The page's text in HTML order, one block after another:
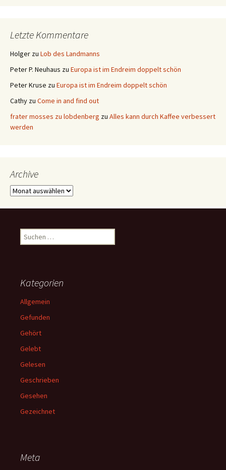
Letzte Kommentare
Holger zu Lob des Landmanns
Peter P. Neuhaus zu Europa ist im Endreim doppelt schön
Peter Kruse zu Europa ist im Endreim doppelt schön
Cathy zu Come in and find out
frater mosses zu lobdenberg zu Alles kann durch Kaffee verbessert
werden
Archive
Archive
Suchen
nach:
Kategorien
Allgemein
Gefunden
Gehört
Gelebt
Gelesen
Geschrieben
Gesehen
Gezeichnet
Meta